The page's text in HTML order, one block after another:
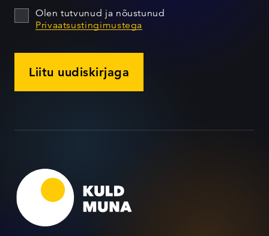
Olen tutvunud ja nõustunud
Privaatsustingimustega
Liitu uudiskirjaga